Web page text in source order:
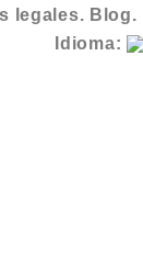
legales. Blog.
Idioma: